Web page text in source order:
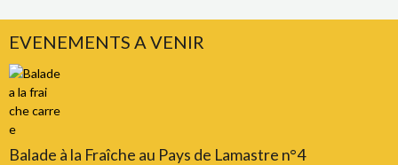
EVENEMENTS A VENIR
Balade à la Fraîche au Pays de Lamastre n°4